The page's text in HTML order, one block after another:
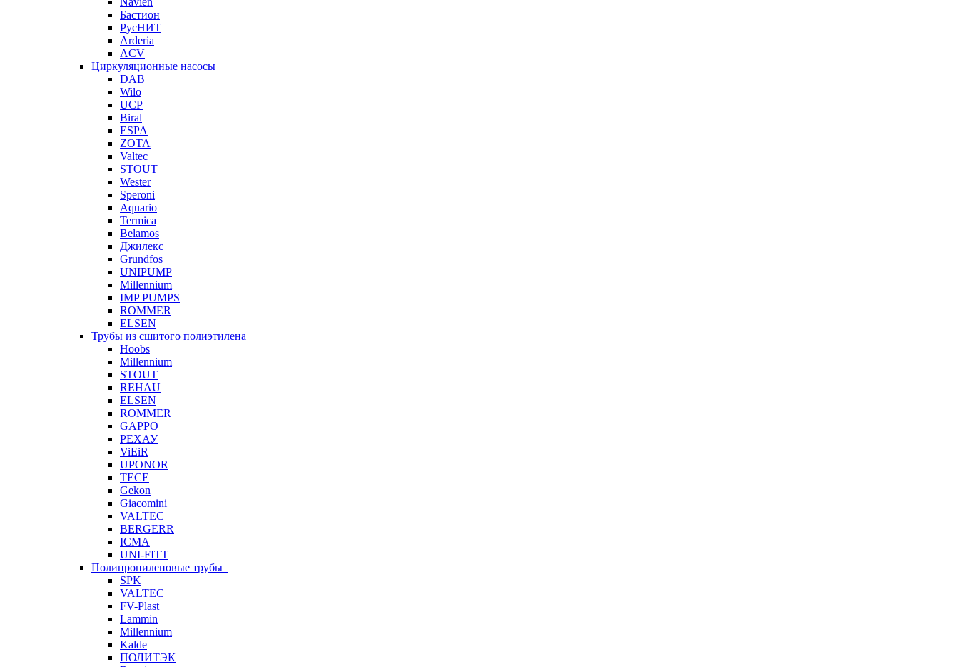
Бастион
РусНИТ
Arderia
ACV
Циркуляционные насосы
DAB
Wilo
UCP
Biral
ESPA
ZOTA
Valtec
STOUT
Wester
Speroni
Aquario
Termica
Belamos
Джилекс
Grundfos
UNIPUMP
Millennium
IMP PUMPS
ROMMER
ELSEN
Трубы из сшитого полиэтилена
Hoobs
Millennium
STOUT
REHAU
ELSEN
ROMMER
GAPPO
РЕХАУ
ViEiR
UPONOR
TECE
Gekon
Giacomini
VALTEC
BERGERR
ICMA
UNI-FITT
Полипропиленовые трубы
SPK
VALTEC
FV-Plast
Lammin
Millennium
Kalde
ПОЛИТЭК